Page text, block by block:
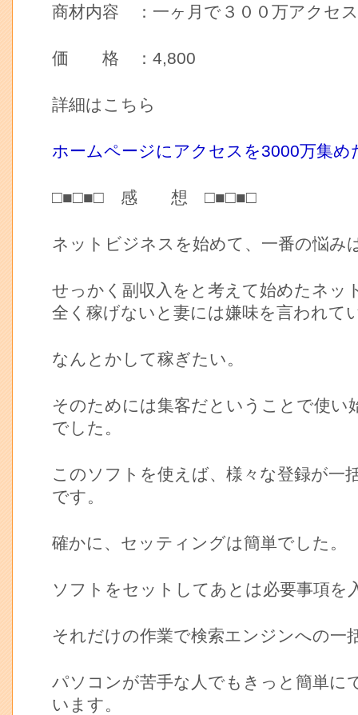
商材内容 ：一ヶ月で３００万アクセ
価 格 ：4,800
詳細はこちら
ホームページにアクセスを3000万集め
□■□■□ 感 想 □■□■□
ネットビジネスを始めて、一番の悩み
せっかく副収入をと考えて始めたネッ
全く稼げないと妻には嫌味を言われて
なんとかして稼ぎたい。
そのためには集客だということで使い
でした。
このソフトを使えば、様々な登録が一
です。
確かに、セッティングは簡単でした。
ソフトをセットしてあとは必要事項を
それだけの作業で検索エンジンへの一
パソコンが苦手な人でもきっと簡単に
います。